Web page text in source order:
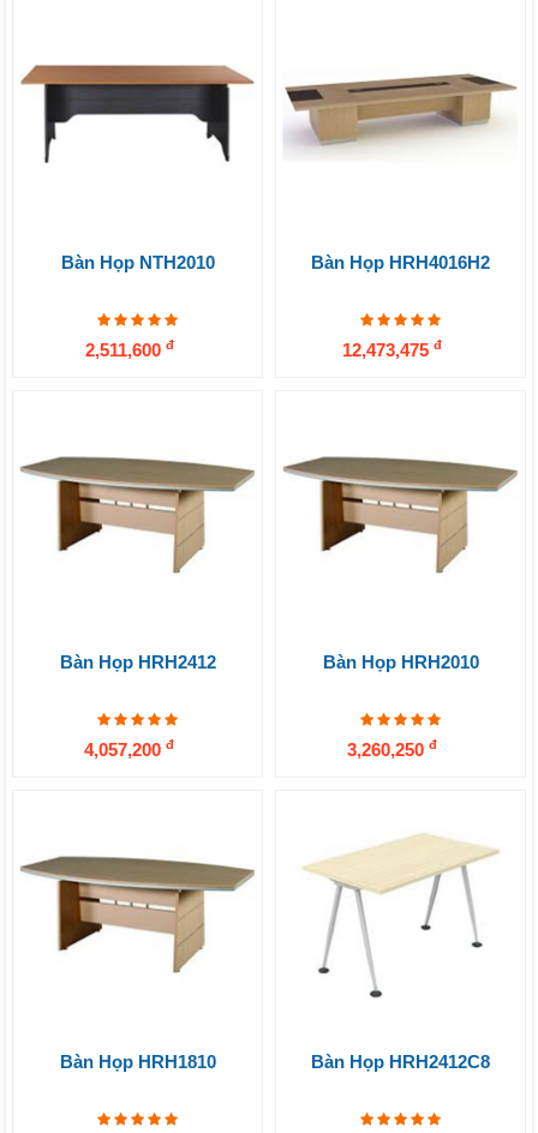
Bàn Họp NTH2010
2,511,600 đ
Bàn Họp HRH4016H2
12,473,475 đ
Bàn Họp HRH2412
4,057,200 đ
Bàn Họp HRH2010
3,260,250 đ
Bàn Họp HRH1810 Bàn Họp HRH2412C8